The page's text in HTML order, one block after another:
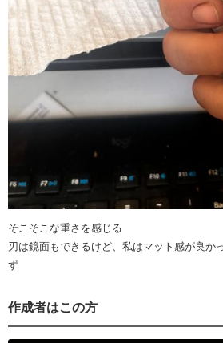
そこそこな重さを感じる
刃は鏡面もできるけど、私はマット感が良か
ず
作成者はこの方